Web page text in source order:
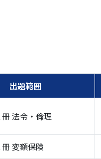
出題範囲
法令・倫理
変額保険